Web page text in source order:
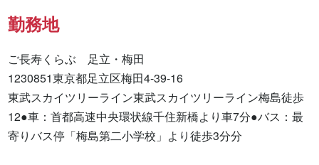
勤務地
ご長寿くらぶ　足立・梅田
1230851東京都足立区梅田4-39-16
東武スカイツリーライン東武スカイツリーライン梅島徒歩
12●車：首都高速中央環状線千住新橋より車7分●バス：最
寄りバス停「梅島第二小学校」より徒歩3分分